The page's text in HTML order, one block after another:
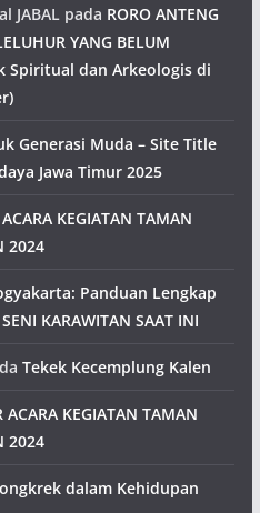
JABAL pada RORO ANTENG
YANG BELUM
Spiritual dan Arkeologis di
Generasi Muda – Site Title
Jawa Timur 2025
KEGIATAN TAMAN
2024
Panduan Lengkap
KARAWITAN SAAT INI
Tekek Kecemplung Kalen
ACARA KEGIATAN TAMAN
2024
dalam Kehidupan